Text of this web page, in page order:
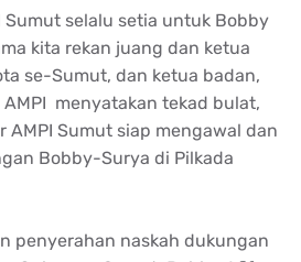
Sumut selalu setia untuk Bobby
kita rekan juang dan ketua
se-Sumut, dan ketua badan,
AMPI menyatakan tekad bulat,
AMPI Sumut siap mengawal dan
Bobby-Surya di Pilkada
penyerahan naskah dukungan